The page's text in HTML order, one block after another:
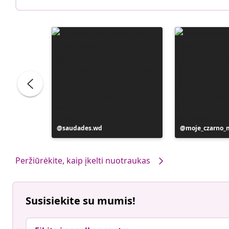
Įrašą
paskelbė
saudades.wd
Įrašą
paskelbė
Peržiūrėkite, kaip įkelti nuotraukas
Susisiekite su mumis!